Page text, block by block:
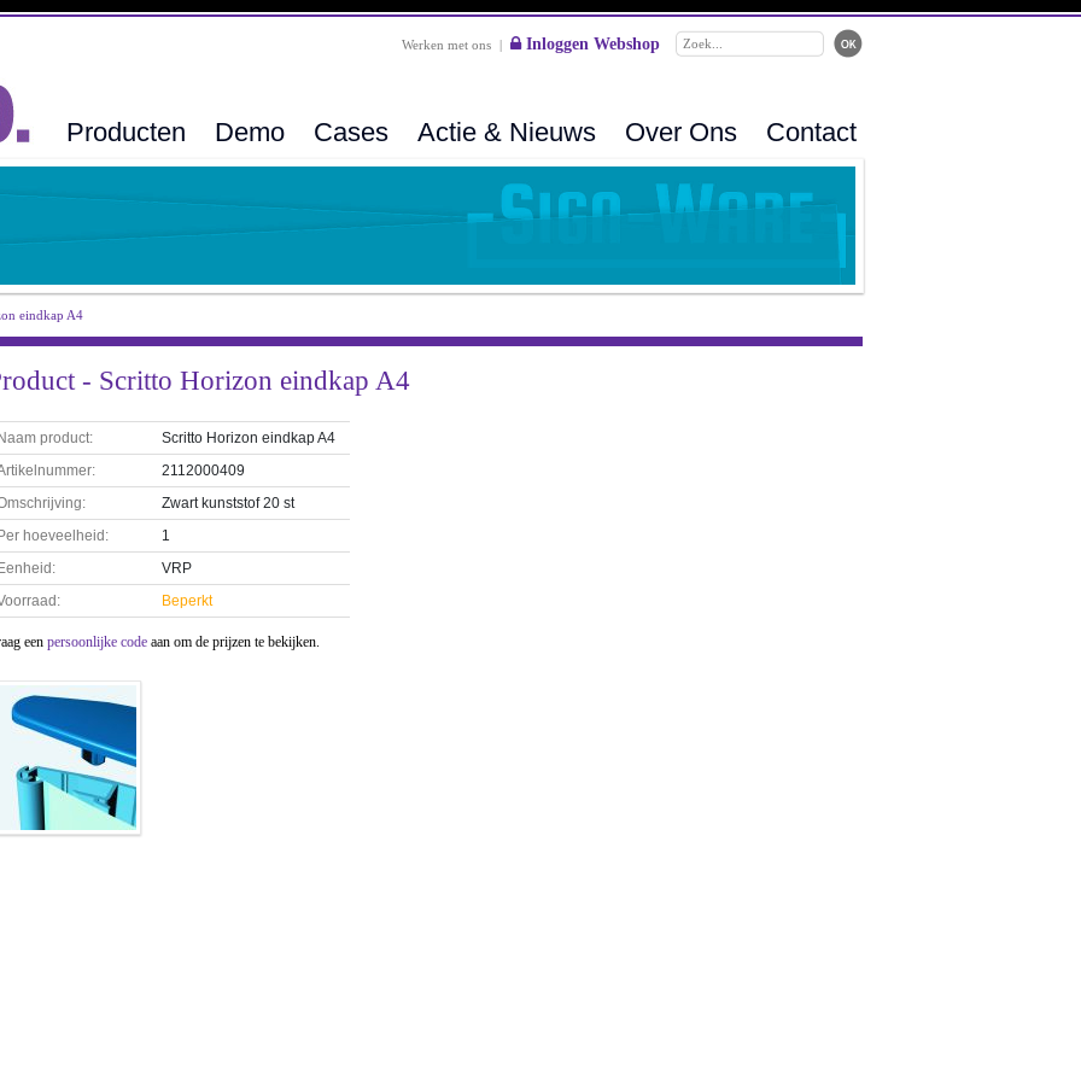
Werken met ons | Inloggen Webshop
Producten Demo Cases Actie & Nieuws Over Ons Contact
eindkap A4
- Scritto Horizon eindkap A4
product:
Scritto Horizon eindkap A4
2112000409
Zwart kunststof 20 st
hoeveelheid:
1
VRP
Beperkt
een persoonlijke code aan om de prijzen te bekijken.